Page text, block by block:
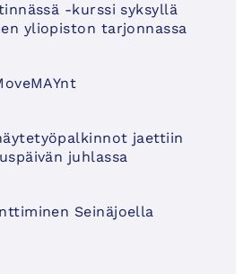
-kurssi syksyllä
yliopiston tarjonnassa
jaettiin
juhlassa
Seinäjoella